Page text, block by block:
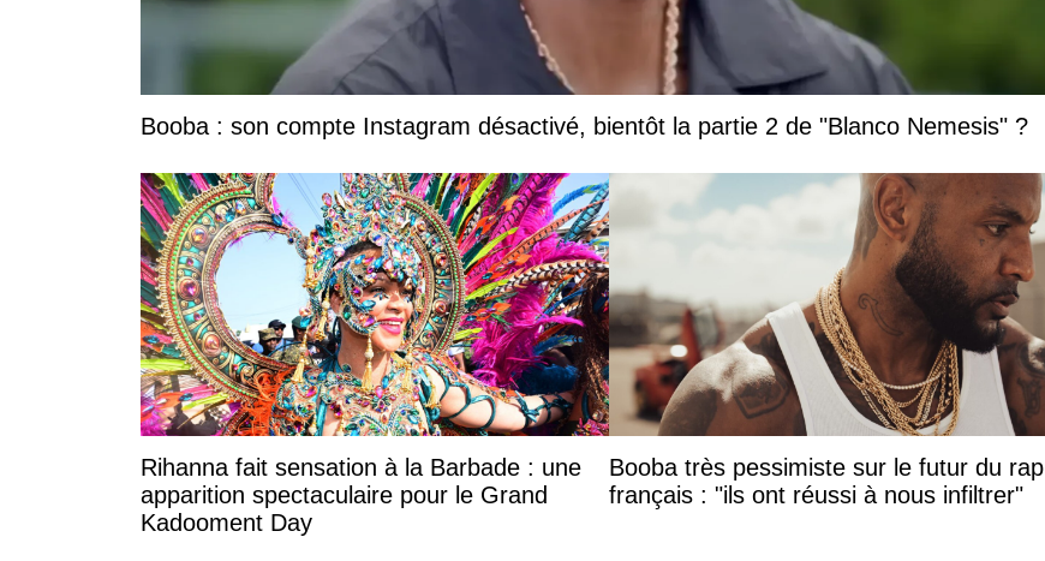
Booba : son compte Instagram désactivé, bientôt la partie 2 de "Blanco Nemesis" ?
Rihanna fait sensation à la Barbade : une
apparition spectaculaire pour le Grand
Kadooment Day
Booba très pessimiste sur le futur du rap
français : "ils ont réussi à nous infiltrer"